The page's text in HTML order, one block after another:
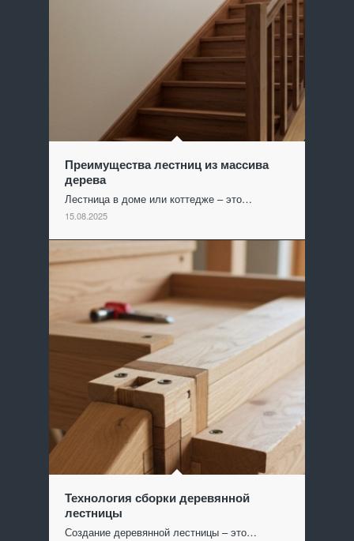
Преимущества лестниц из массива
дерева
Лестница в доме или коттедже – это…
15.08.2025
Технология сборки деревянной
лестницы
Создание деревянной лестницы – это…